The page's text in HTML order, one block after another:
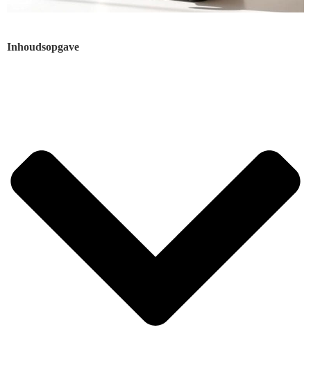
Inhoudsopgave